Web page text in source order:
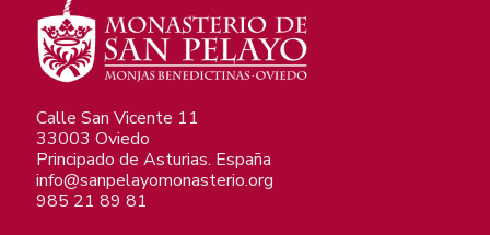
Calle San Vicente 11
33003 Oviedo
Principado de Asturias. España
info@sanpelayomonasterio.org
985 21 89 81